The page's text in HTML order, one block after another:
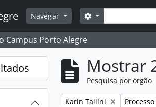
Navegar Pesquisar
Opções de busca
Campus Porto Alegre
Mostrar
Pesquisa por órgão
Remover filtro:
Karin Tallini